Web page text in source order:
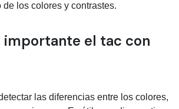
los colores y contrastes.
importante el tac con
las diferencias entre los colores,